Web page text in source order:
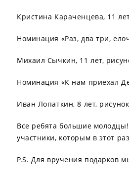
Кристина Караченцева, 11
Номинация «Раз, два три,
Михаил Сычкин, 11 лет,
Номинация «К нам приехал
Иван Лопаткин, 8 лет,
Все ребята большие
участники, которым в этот
P.S. Для вручения подарков